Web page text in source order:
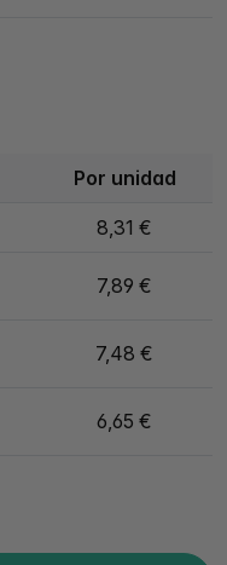
Por unidad
8,31 €
7,89 €
7,48 €
6,65 €